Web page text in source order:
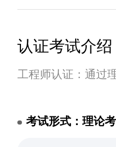
认证考试介绍
工程师认证：通过
考试形式：理论